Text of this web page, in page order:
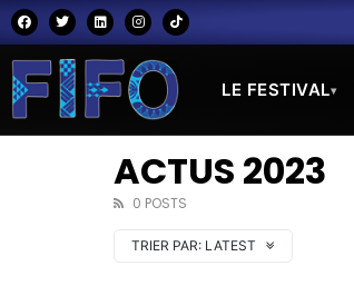
LE FESTIVAL▾
ACTUS 2023
0 POSTS
TRIER PAR: LATEST